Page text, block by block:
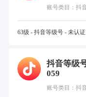
账号类目：抖
63级 - 抖音等级号 - 未认
抖音等级
059
账号类目：抖